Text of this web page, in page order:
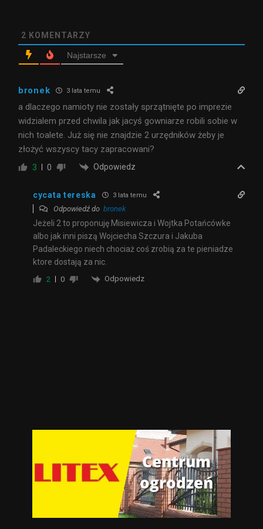
2 KOMENTARZY
Najstarsze
bronek 3 lata temu
a dlaczego namioty nie zostały sprzątnięte po imprezie
widzialem przed chwila jak jacyś gowniarze robili sobie w
nich toalete. Już się nie znajdzie 2 urzędników żeby je
złożyć wszyscy tacy zapracowani?
3 0 Odpowiedz
cycata tereska 3 lata temu
Odpowiedź do bronek
Jeżeli 2 to proponuję Misiewicza i Wojtka Potańcówke
albo jak inni piszą Wojciecha Szczura i Jakuba
Padaleckiego niech chociaż coś zrobią za te pieniadze
ktore dostają za nic.
2 0 Odpowiedz